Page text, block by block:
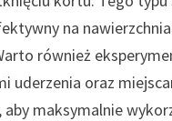
na
również
uderzenia oraz
aby maksymalnie